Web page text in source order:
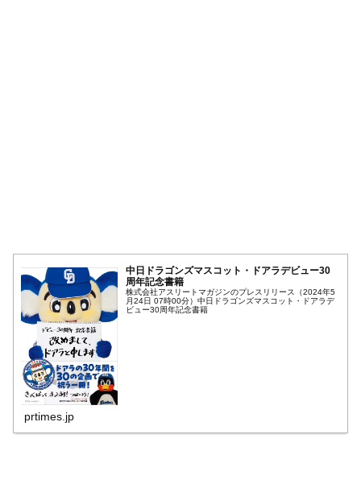
中日ドラゴンズマスコット・ドアラデビュー30
周年記念書籍
株式会社アスリートマガジンのプレスリリース（2024年5
月24日 07時00分）中日ドラゴンズマスコット・ドアラデ
ビュー30周年記念書籍
prtimes.jp